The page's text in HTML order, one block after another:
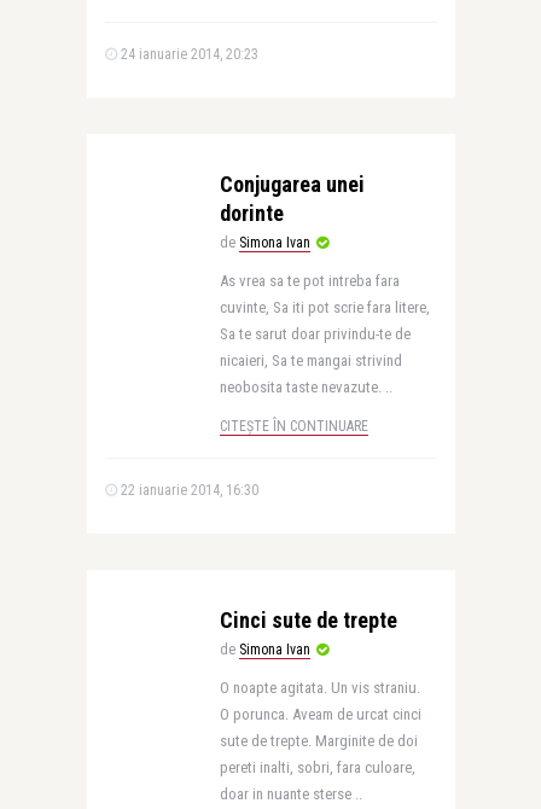
24 ianuarie 2014, 20:23
Conjugarea unei
dorinte
de Simona Ivan
As vrea sa te pot intreba fara
cuvinte, Sa iti pot scrie fara litere,
Sa te sarut doar privindu-te de
nicaieri, Sa te mangai strivind
neobosita taste nevazute. ..
CITEȘTE ÎN CONTINUARE
22 ianuarie 2014, 16:30
Cinci sute de trepte
de Simona Ivan
O noapte agitata. Un vis straniu.
O porunca. Aveam de urcat cinci
sute de trepte. Marginite de doi
pereti inalti, sobri, fara culoare,
doar in nuante sterse ..